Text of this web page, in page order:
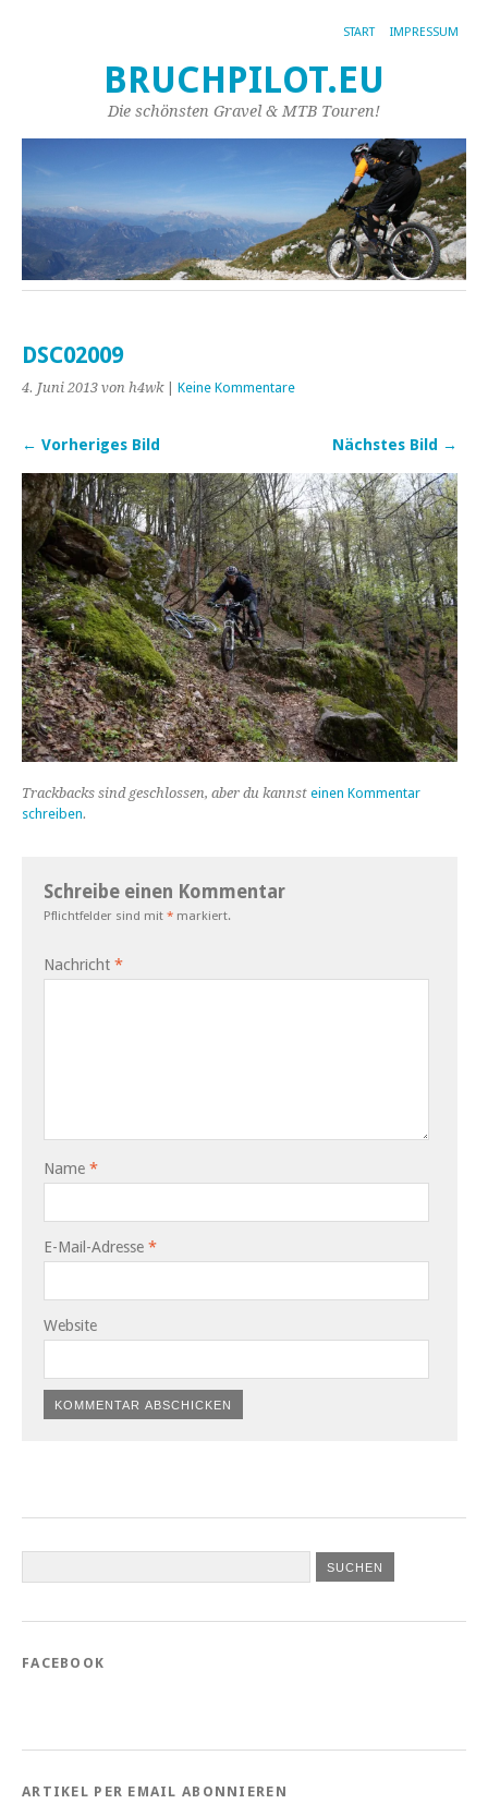
START IMPRESSUM
BRUCHPILOT.EU
Die schönsten Gravel & MTB Touren!
DSC02009
4. Juni 2013 von h4wk| Keine Kommentare
← Vorheriges Bild Nächstes Bild →
Trackbacks sind geschlossen, aber du kannst einen Kommentar
schreiben.
Schreibe einen Kommentar
Pflichtfelder sind mit * markiert.
Nachricht *
Name *
E-Mail-Adresse *
Website
FACEBOOK
ARTIKEL PER EMAIL ABONNIEREN